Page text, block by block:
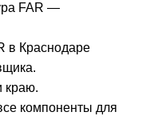
FAR —
в Краснодаре
краю.
компоненты для